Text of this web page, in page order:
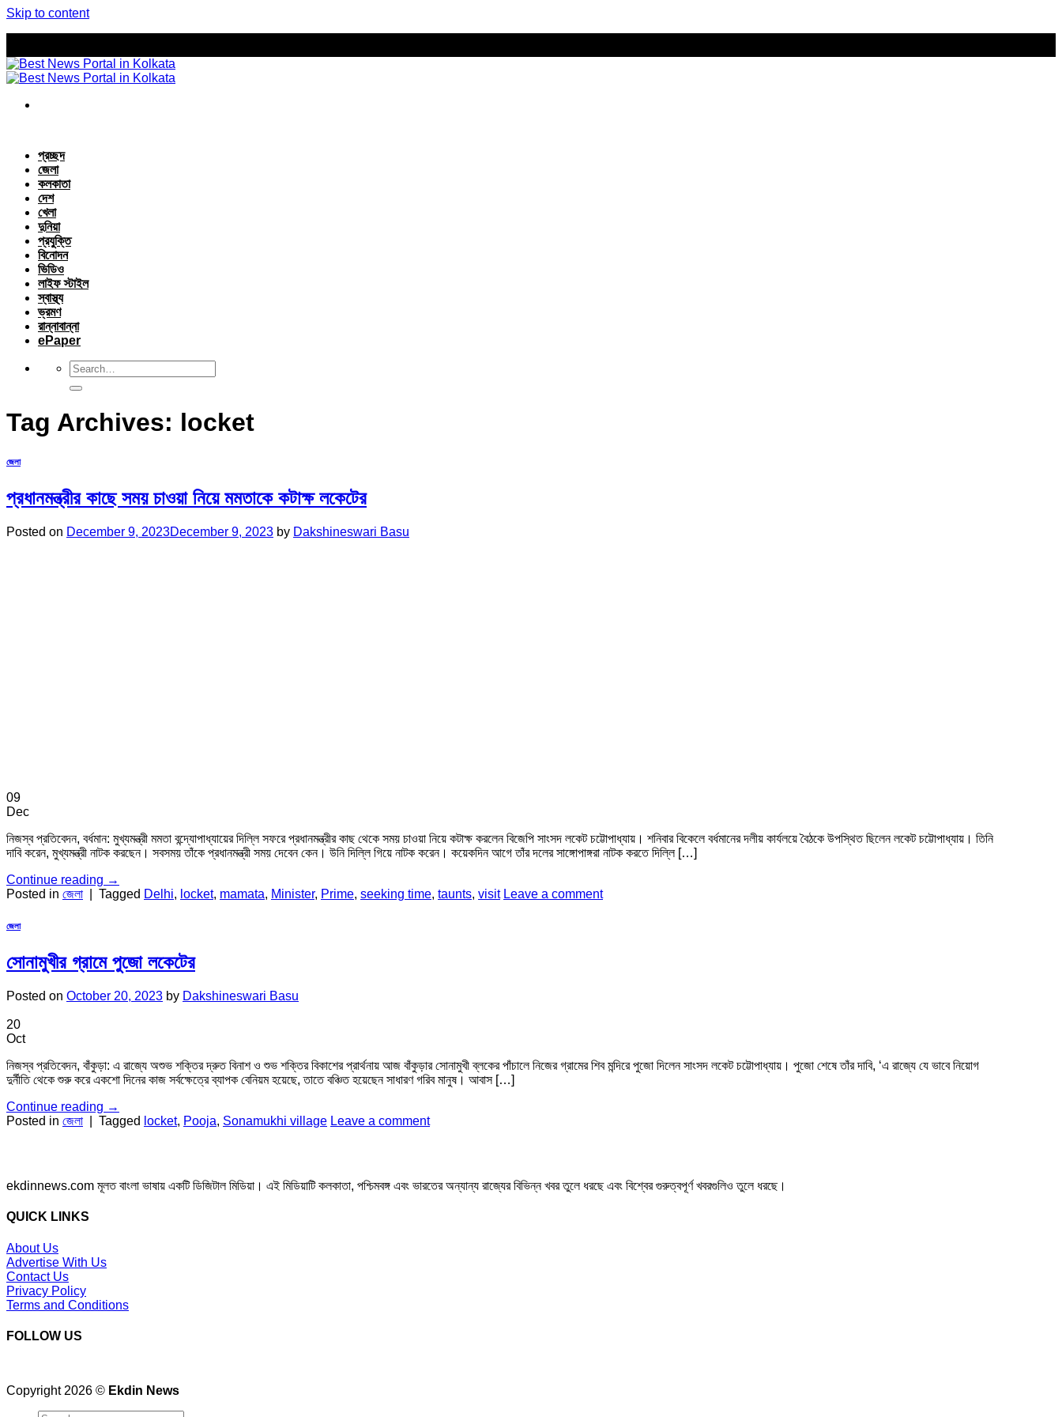
Skip to content
প্রচ্ছদ
জেলা
কলকাতা
দেশ
খেলা
দুনিয়া
প্রযুক্তি
বিনোদন
ভিডিও
লাইফ স্টাইল
স্বাস্থ্য
ভ্রমণ
রান্নাবান্না
ePaper
Tag Archives: locket
জেলা
প্রধানমন্ত্রীর কাছে সময় চাওয়া নিয়ে মমতাকে কটাক্ষ লকেটের
Posted on December 9, 2023December 9, 2023 by Dakshineswari Basu
09
Dec
নিজস্ব প্রতিবেদন, বর্ধমান: মুখ্যমন্ত্রী মমতা বন্দ্যোপাধ্যায়ের দিল্লি সফরে প্রধানমন্ত্রীর কাছ থেকে সময় চাওয়া নিয়ে কটাক্ষ করলেন বিজেপি সাংসদ লকেট চট্টোপাধ্যায়। শনিবার বিকেলে বর্ধমানের দলীয় কার্যলয়ে বৈঠকে উপস্থিত ছিলেন লকেট চট্টোপাধ্যায়। তিনি
দাবি করেন, মুখ্যমন্ত্রী নাটক করছেন। সবসময় তাঁকে প্রধানমন্ত্রী সময় দেবেন কেন। উনি দিল্লি গিয়ে নাটক করেন। কয়েকদিন আগে তাঁর দলের সাঙ্গোপাঙ্গরা নাটক করতে দিল্লি […]
Continue reading →
Posted in জেলা Tagged Delhi, locket, mamata, Minister, Prime, seeking time, taunts, visit Leave a comment
জেলা
সোনামুখীর গ্রামে পুজো লকেটের
Posted on October 20, 2023 by Dakshineswari Basu
20
Oct
নিজস্ব প্রতিবেদন, বাঁকুড়া: এ রাজ্যে অশুভ শক্তির দ্রুত বিনাশ ও শুভ শক্তির বিকাশের প্রার্থনায় আজ বাঁকুড়ার সোনামুখী ব্লকের পাঁচালে নিজের গ্রামের শিব মন্দিরে পুজো দিলেন সাংসদ লকেট চট্টোপাধ্যায়। পুজো শেষে তাঁর দাবি, ‘এ রাজ্যে যে ভাবে নিয়োগ
দুর্নীতি থেকে শুরু করে একশো দিনের কাজ সর্বক্ষেত্রে ব্যাপক বেনিয়ম হয়েছে, তাতে বঞ্চিত হয়েছেন সাধারণ গরিব মানুষ। আবাস […]
Continue reading →
Posted in জেলা Tagged locket, Pooja, Sonamukhi village Leave a comment
ekdinnews.com মূলত বাংলা ভাষায় একটি ডিজিটাল মিডিয়া। এই মিডিয়াটি কলকাতা, পশ্চিমবঙ্গ এবং ভারতের অন্যান্য রাজ্যের বিভিন্ন খবর তুলে ধরছে এবং বিশ্বের গুরুত্বপূর্ণ খবরগুলিও তুলে ধরছে।
QUICK LINKS
About Us
Advertise With Us
Contact Us
Privacy Policy
Terms and Conditions
FOLLOW US
Copyright 2026 © Ekdin News